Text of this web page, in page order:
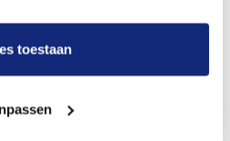
toestaan